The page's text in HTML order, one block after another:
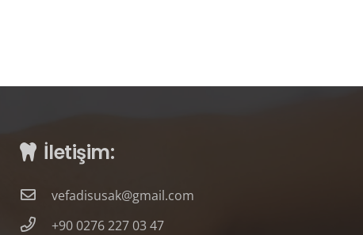
İletişim:
vefadisusak@gmail.com
+90 0276 227 03 47